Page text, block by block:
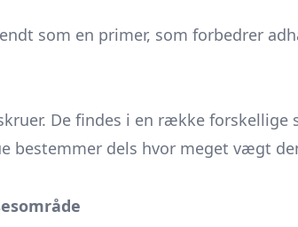
som en primer, som forbedrer
De findes i en række
bestemmer dels hvor meget vægt